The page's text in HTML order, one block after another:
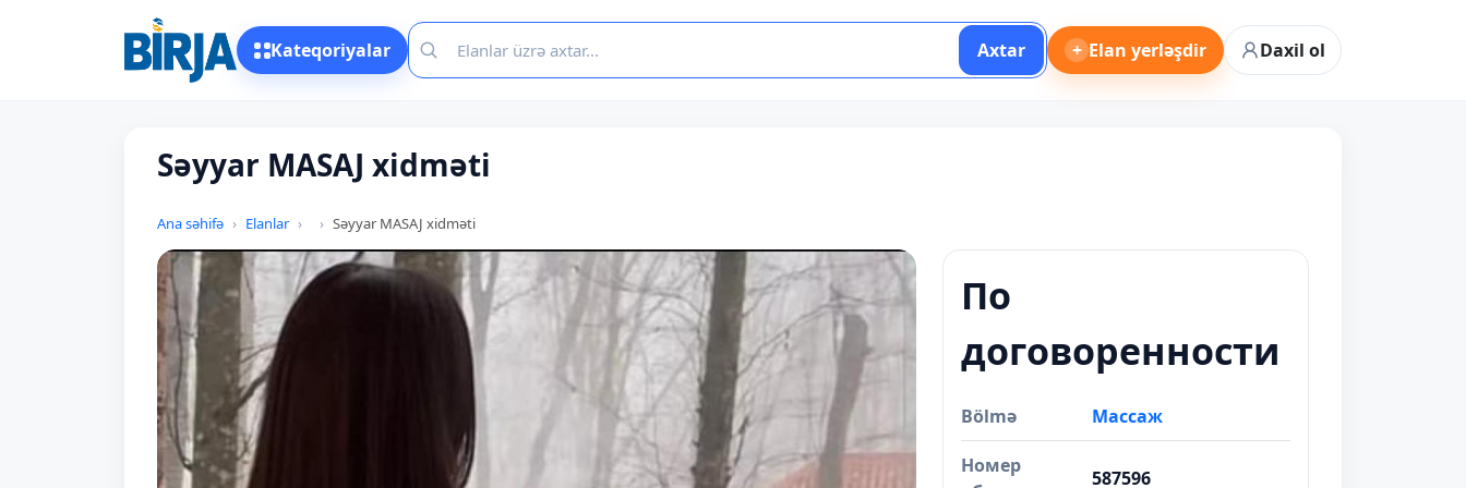
Kateqoriyalar Axtar + Elan yerləşdir Daxil ol
Səyyar MASAJ xidməti
Ana səhifə Elanlar Səyyar MASAJ xidməti
По
договоренности
Bölmə Массаж
Номер
587596